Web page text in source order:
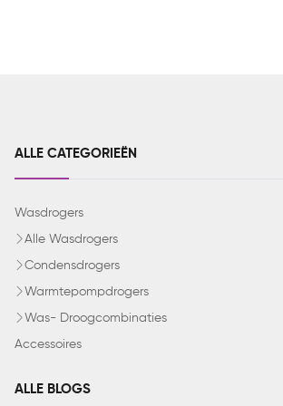
ALLE CATEGORIEËN
Wasdrogers
Alle Wasdrogers
Condensdrogers
Warmtepompdrogers
Was- Droogcombinaties
Accessoires
ALLE BLOGS